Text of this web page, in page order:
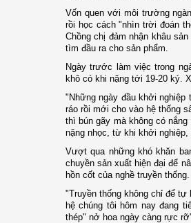
Vốn quen với môi trường
rồi học cách "nhìn trời đoán
Chồng chị đảm nhận khâu
tìm đầu ra cho sản phẩm.
Ngày trước làm việc trong
khô có khi nặng tới 19-20 ký.
"Những ngày đầu khởi
ráo rồi mới cho vào hệ thống
thì bún gãy mà không có
nặng nhọc, từ khi khởi nghiệp,
Vượt qua những khó khăn
chuyền sản xuất hiện đại để
hồn cốt của nghề truyền thống.
"Truyền thống không chỉ để
hệ chúng tôi hôm nay đang
thép" nở hoa ngày càng rực